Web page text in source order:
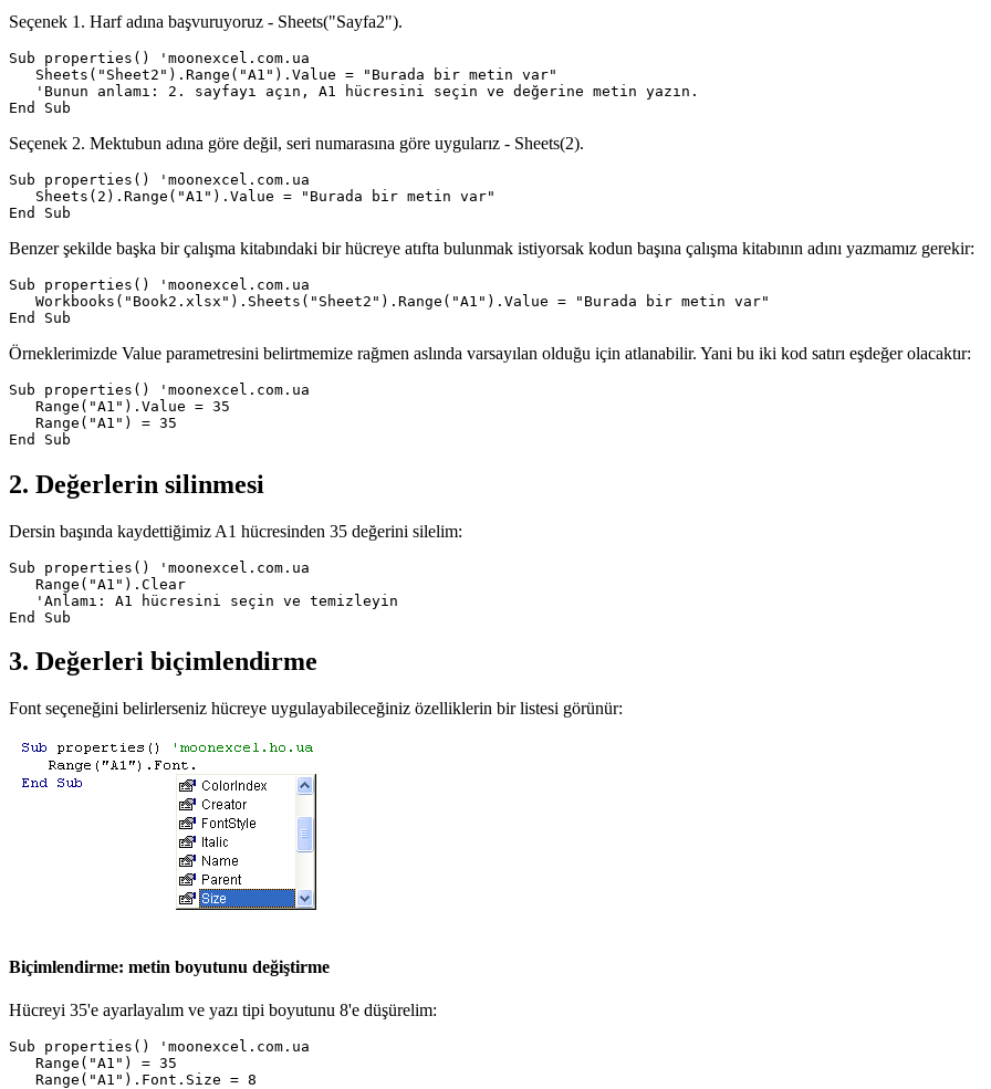
Seçenek 1. Harf adına başvuruyoruz - Sheets("Sayfa2").
Sub properties() 'moonexcel.com.ua
   Sheets("Sheet2").Range("A1").Value = "Burada bir metin var"
   'Bunun anlamı: 2. sayfayı açın, A1 hücresini seçin ve değerine metin yazın.
Seçenek 2. Mektubun adına göre değil, seri numarasına göre uygularız - Sheets(2).
Sub properties() 'moonexcel.com.ua
   Sheets(2).Range("A1").Value = "Burada bir metin var"
Benzer şekilde başka bir çalışma kitabındaki bir hücreye atıfta bulunmak istiyorsak kodun başına çalışma kitabının adını yazmamız gerekir:
Sub properties() 'moonexcel.com.ua
   Workbooks("Book2.xlsx").Sheets("Sheet2").Range("A1").Value = "Burada bir metin var"
Örneklerimizde Value parametresini belirtmemize rağmen aslında varsayılan olduğu için atlanabilir. Yani bu iki kod satırı eşdeğer olacaktır:
Sub properties() 'moonexcel.com.ua
   Range("A1").Value = 35
   Range("A1") = 35
2. Değerlerin silinmesi
Dersin başında kaydettiğimiz A1 hücresinden 35 değerini silelim:
Sub properties() 'moonexcel.com.ua
   Range("A1").Clear
   'Anlamı: A1 hücresini seçin ve temizleyin
3. Değerleri biçimlendirme
Font seçeneğini belirlerseniz hücreye uygulayabileceğiniz özelliklerin bir listesi görünür:
Biçimlendirme: metin boyutunu değiştirme
Hücreyi 35'e ayarlayalım ve yazı tipi boyutunu 8'e düşürelim:
Sub properties() 'moonexcel.com.ua
   Range("A1") = 35
   Range("A1").Font.Size = 8